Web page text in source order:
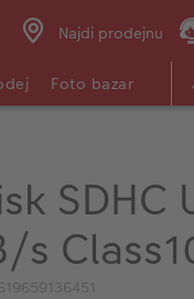
Najdi prodejnu
Foto bazar
SDHC
s